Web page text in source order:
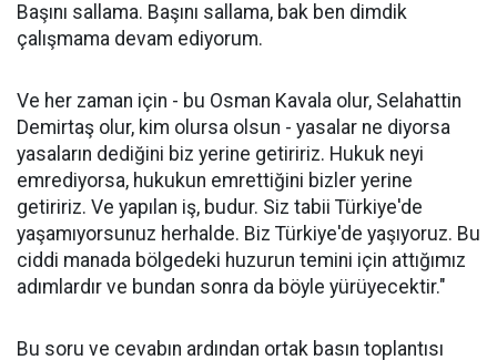
Başını sallama. Başını sallama, bak ben dimdik
çalışmama devam ediyorum.
Ve her zaman için - bu Osman Kavala olur, Selahattin
Demirtaş olur, kim olursa olsun - yasalar ne diyorsa
yasaların dediğini biz yerine getiririz. Hukuk neyi
emrediyorsa, hukukun emrettiğini bizler yerine
getiririz. Ve yapılan iş, budur. Siz tabii Türkiye'de
yaşamıyorsunuz herhalde. Biz Türkiye'de yaşıyoruz. Bu
ciddi manada bölgedeki huzurun temini için attığımız
adımlardır ve bundan sonra da böyle yürüyecektir."
Bu soru ve cevabın ardından ortak basın toplantısı